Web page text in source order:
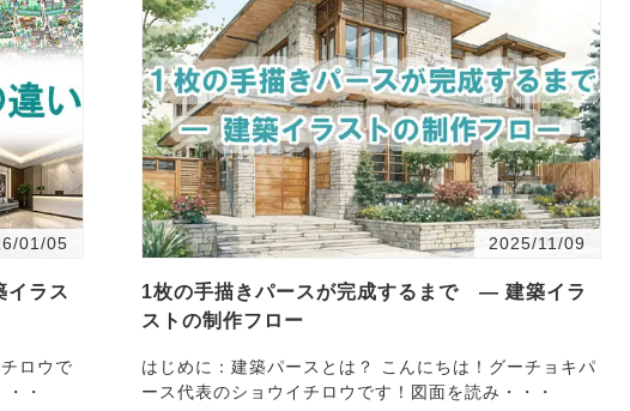
01/05
イラス
ロウで
築パー・・・
2025/11/09
1枚の手描きパースが完成するまで ― 建築イラ
ストの制作フロー
はじめに：建築パースとは？ こんにちは！グーチョキパ
ース代表のショウイチロウです！図面を読み・・・